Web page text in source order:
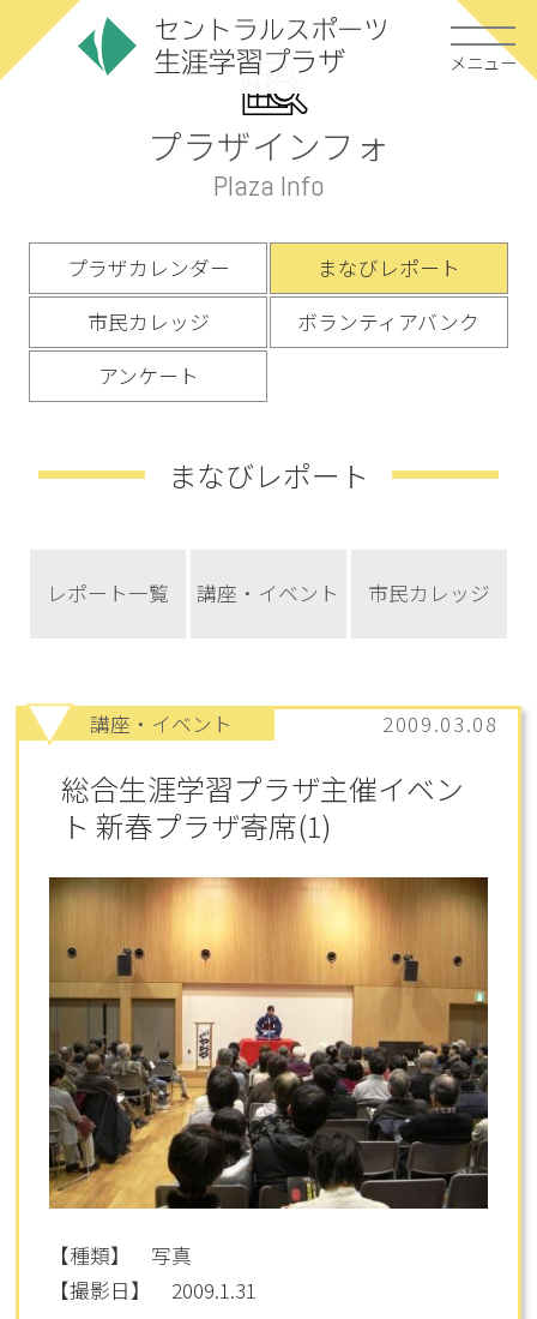
メニュー
プラザインフォ
Plaza Info
まなびレポート
プラザカレンダー
まなびレポート
市民カレッジ
ボランティアバンク
アンケート
レポート一覧 講座・イベント 市民カレッジ
講座・イベント 2009.03.08
総合生涯学習プラザ主催イベン
ト 新春プラザ寄席(1)
【種類】 写真
【撮影日】 2009.1.31